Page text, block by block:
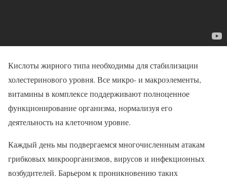
Кислоты жирного типа необходимы для стабилизации
холестеринового уровня. Все микро- и макроэлементы,
витамины в комплексе поддерживают полноценное
функционирование организма, нормализуя его
деятельность на клеточном уровне.
Каждый день мы подвергаемся многочисленным атакам
грибковых микроорганизмов, вирусов и инфекционных
возбудителей. Барьером к проникновению таких